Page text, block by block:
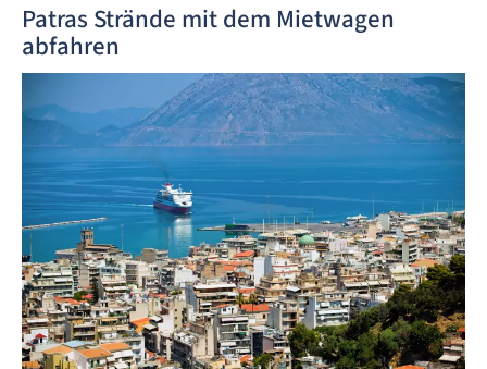
Patras Strände mit dem Mietwagen
abfahren